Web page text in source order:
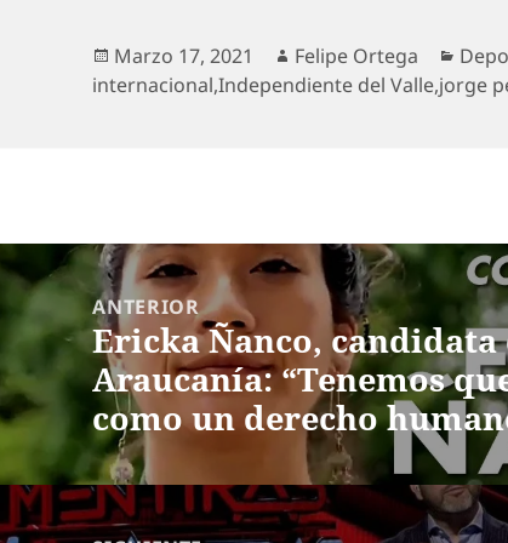
Publicado
el
Marzo 17, 2021 Autor
Felipe Ortega
internacional,Independiente del Valle,jorge
Navegación
de
entradas
ANTERIOR
Entrada
anterior:
Ericka Ñanco,
Araucanía: “Tenemos
como un derecho